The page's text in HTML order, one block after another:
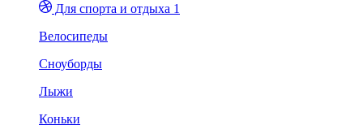
Для спорта и отдыха 1
Велосипеды
Сноуборды
Лыжи
Коньки